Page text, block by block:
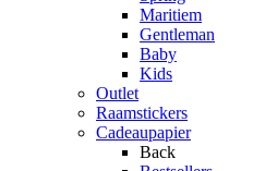
Maritiem
Gentleman
Baby
Kids
Outlet
Raamstickers
Cadeaupapier
Back